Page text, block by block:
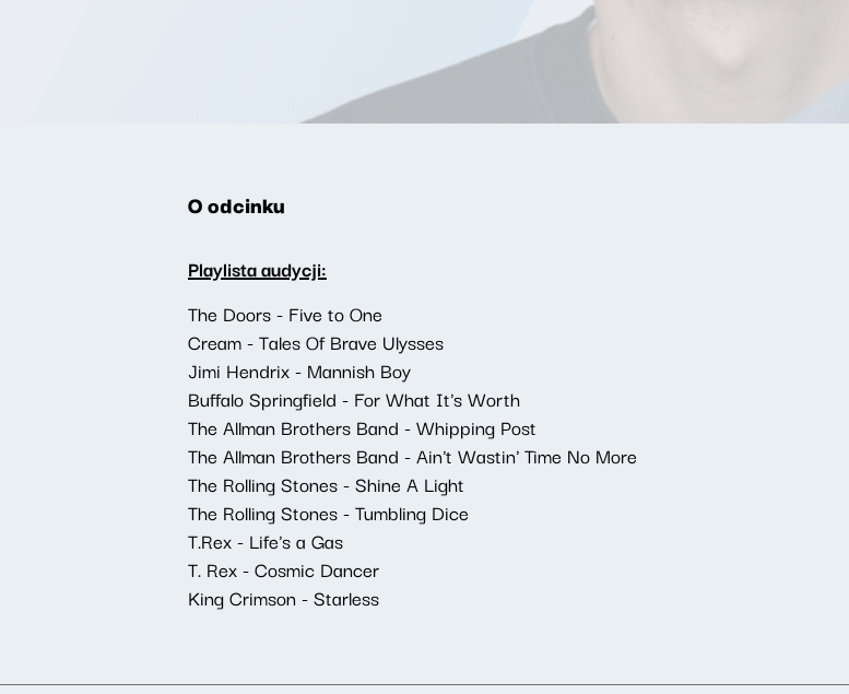
O odcinku
Playlista audycji:
The Doors - Five to One
Cream - Tales Of Brave Ulysses
Jimi Hendrix - Mannish Boy
Buffalo Springfield - For What It's Worth
The Allman Brothers Band - Whipping Post
The Allman Brothers Band - Ain't Wastin' Time No More
The Rolling Stones - Shine A Light
The Rolling Stones - Tumbling Dice
T.Rex - Life's a Gas
T. Rex - Cosmic Dancer
King Crimson - Starless